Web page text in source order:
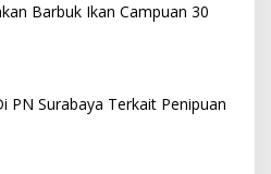
Barbuk Ikan Campuan 30
PN Surabaya Terkait Penipuan